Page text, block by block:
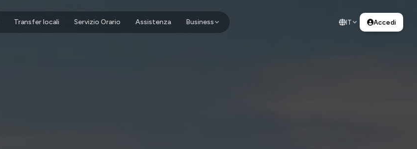
Transfer locali Servizio Orario Assistenza Business IT Accedi